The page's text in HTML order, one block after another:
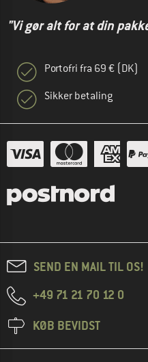
"Vi gør alt for at din
Portofri fra 69 € (DK)
Sikker betaling
SEND EN MAIL TIL OS!
+49 71 21 70 12 0
KØB BEVIDST